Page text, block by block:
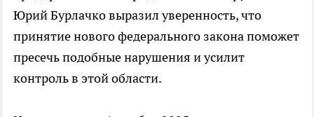
Юрий Бурлачко выразил уверенность, что
принятие нового федерального закона поможет
пресечь подобные нарушения и усилит
контроль в этой области.